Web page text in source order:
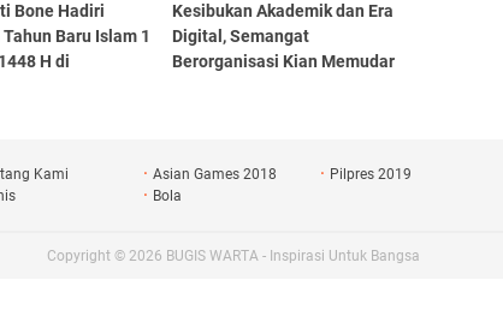
Bone Hadiri
Baru Islam 1
H di
Kesibukan Akademik dan Era
Digital, Semangat
Berorganisasi Kian Memudar
Kami Asian Games 2018
Pilpres 2019
Bola
Copyright © 2026 BUGIS WARTA - Inspirasi Untuk Bangsa